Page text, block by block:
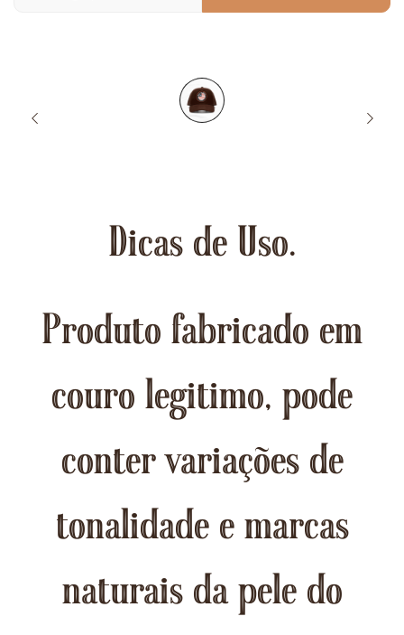
Dicas de Uso.
Produto fabricado em
couro legitimo, pode
conter variações de
tonalidade e marcas
naturais da pele do